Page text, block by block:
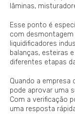
lâminas,
Esse ponto é
com
liquidificadores
balanças, esteiras
diferentes etapas
Quando a empresa
pode aprovar uma
Com a verificação
uma resposta